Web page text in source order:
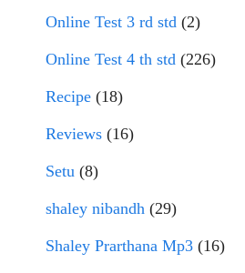
Online Test 3 rd std (2)
Online Test 4 th std (226)
Recipe (18)
Reviews (16)
Setu (8)
shaley nibandh (29)
Shaley Prarthana Mp3 (16)